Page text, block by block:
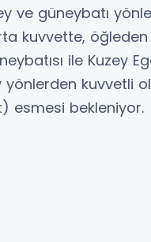
ve güneybatı
kuvvette,
ile Kuzey
yönlerden kuvvetli
esmesi bekleniyor.